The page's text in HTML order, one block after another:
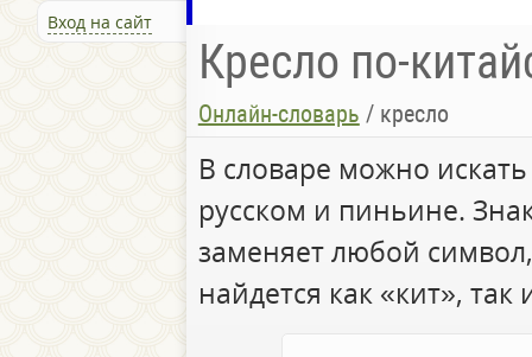
Вход на сайт
Кресло по-
Онлайн-словарь / кресло
В словаре можно
русском и пиньине.
заменяет любой
найдется как «кит», так